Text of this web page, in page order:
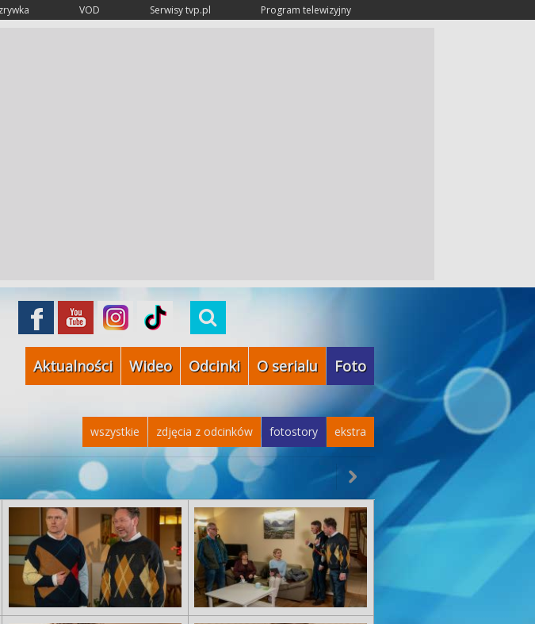
VOD Serwisy tvp.pl Program telewizyjny
Aktualności Wideo Odcinki O serialu Foto
ekstra
fotostory
zdjęcia z odcinków
wszystkie